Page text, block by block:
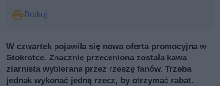
Drukuj
W czwartek pojawiła się nowa oferta promocyjna w
Stokrotce. Znacznie przeceniona została kawa
ziarnista wybierana przez rzeszę fanów. Trzeba
jednak wykonać jedną rzecz, by otrzymać rabat.